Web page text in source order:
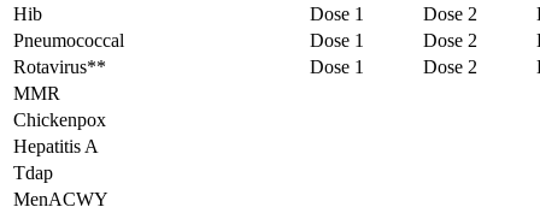
Hib
Dose 1 Dose 2
Pneumococcal
Dose 1 Dose 2
Rotavirus**
Dose 1 Dose 2
MMR
Chickenpox
Hepatitis A
Tdap
MenACWY